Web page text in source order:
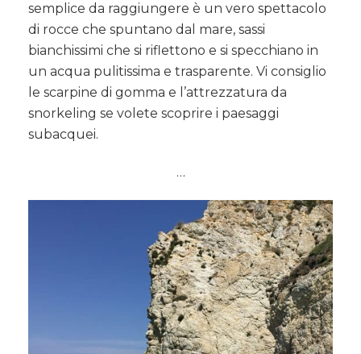
semplice da raggiungere è un vero spettacolo
di rocce che spuntano dal mare, sassi
bianchissimi che si riflettono e si specchiano in
un acqua pulitissima e trasparente. Vi consiglio
le scarpine di gomma e l’attrezzatura da
snorkeling se volete scoprire i paesaggi
subacquei.
…